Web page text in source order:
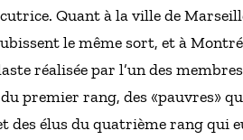
Quant à la ville de
le même sort, et à
réalisée par l’un des
premier rang, des «pauvres»
des élus du quatrième rang qui